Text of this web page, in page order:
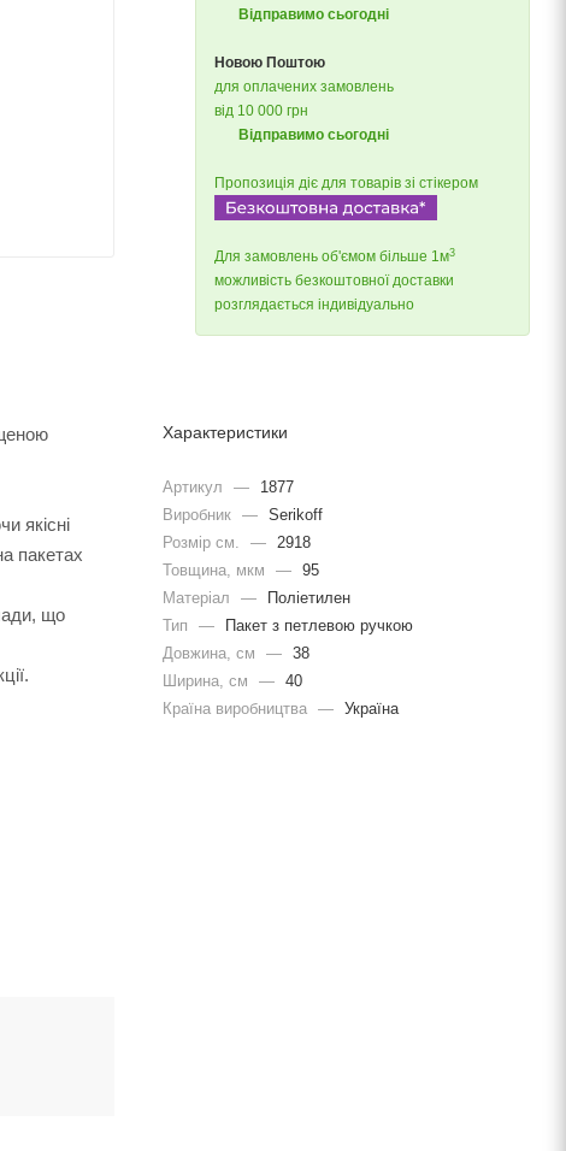
якісні
пакетах
що
Відправимо сьогодні
Новою Поштою
для оплачених замовлень
від 10 000 грн
Відправимо сьогодні
Пропозиція діє для товарів зі стікером
Для замовлень об'ємом більше 1м3
можливість безкоштовної доставки
розглядається індивідуально
Характеристики
Артикул —
1877
Виробник — Serikoff
Розмір см.
—
2918
Товщина, мкм
— 95
Матеріал
—
Поліетилен
Тип
—
Пакет з петлевою ручкою
Довжина, cм
— 38
Ширина, cм
— 40
Країна виробництва — Україна